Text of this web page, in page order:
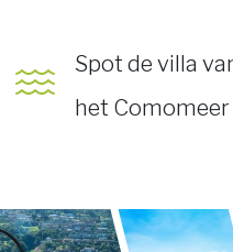
Spot de villa
het Comomeer